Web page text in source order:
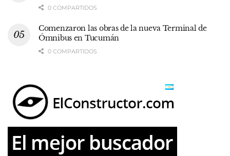
0 COMPARTIDOS
Comenzaron las obras de la nueva Terminal de
Ómnibus en Tucumán
0 COMPARTIDOS